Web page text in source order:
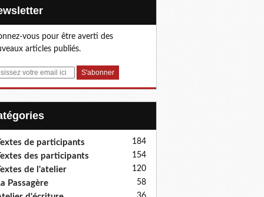
vous pour être averti des
articles publiés.
de participants 184
des participants 154
de l'atelier 120
Passagère 58